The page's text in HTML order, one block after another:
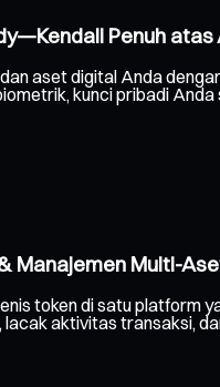
Penuh atas
aset digital Anda
kunci pribadi
Manajemen Multi-
token di satu platform
aktivitas transaksi,